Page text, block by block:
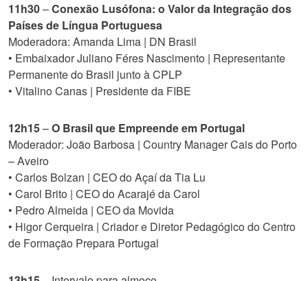
11h30–Conexão Lusófona: o Valor da Integração dos
Países de Língua Portuguesa
Moderadora: Amanda Lima | DN Brasil
• Embaixador Juliano Féres Nascimento | Representante
Permanente do Brasil junto à CPLP
• Vitalino Canas | Presidente da FIBE
12h15–O Brasil que Empreende em Portugal
Moderador: João Barbosa | Country Manager Cais do Porto
– Aveiro
• Carlos Bolzan | CEO do Açaí da Tia Lu
• Carol Brito | CEO do Acarajé da Carol
• Pedro Almeida | CEO da Movida
• Higor Cerqueira | Criador e Diretor Pedagógico do Centro
de Formação Prepara Portugal